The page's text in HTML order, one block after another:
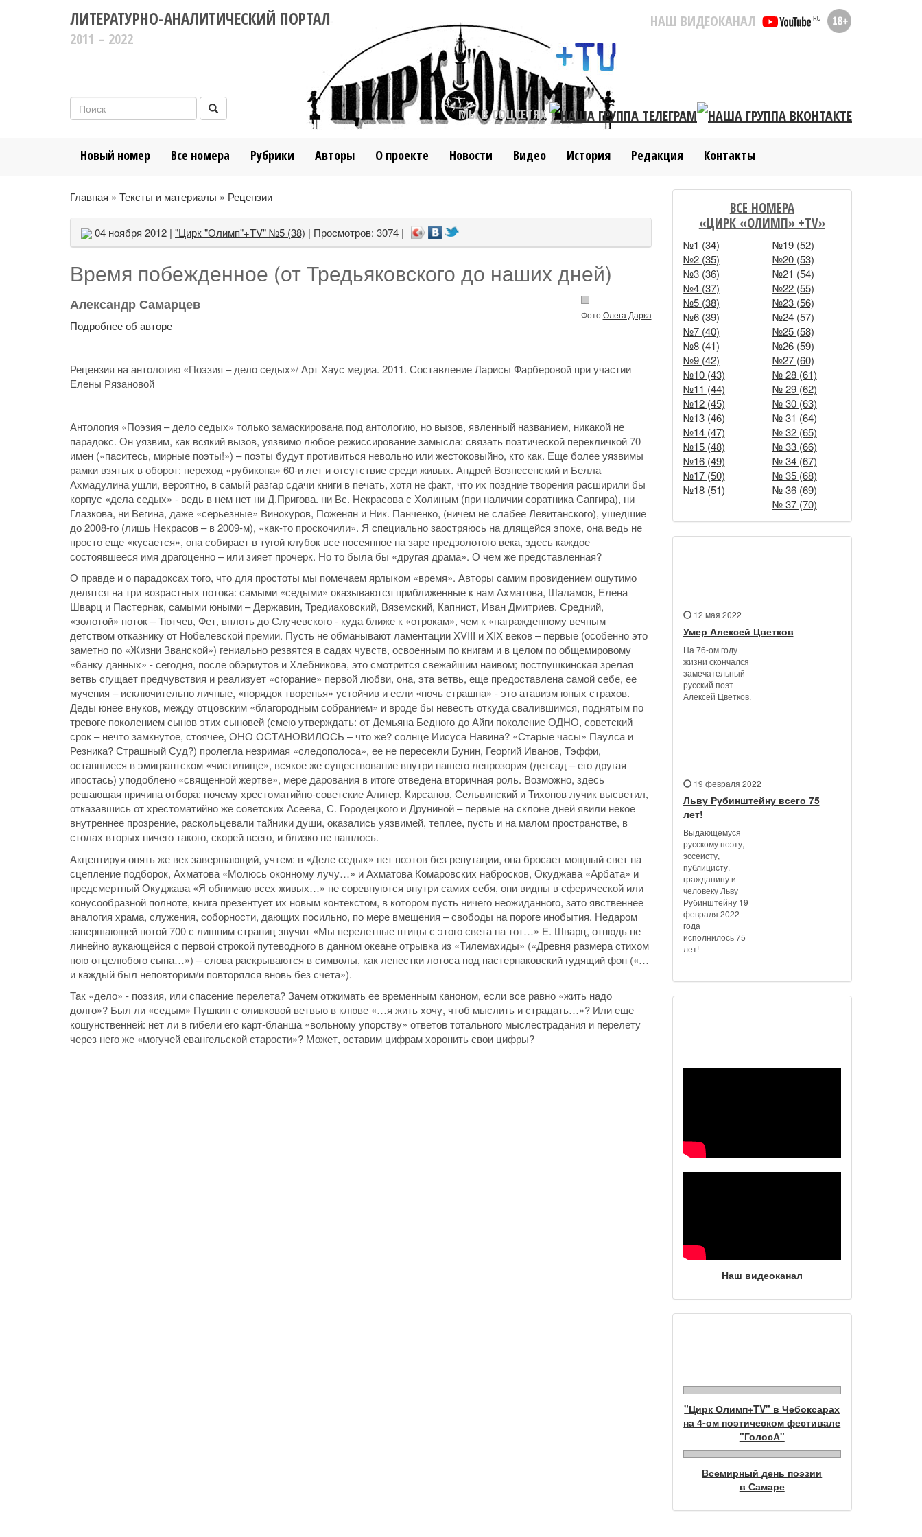
ЛИТЕРАТУРНО-АНАЛИТИЧЕСКИЙ ПОРТАЛ
2011 – 2022
НАШ ВИДЕОКАНАЛ
МЫ В СОЦСЕТЯХ
Новый номер Все номера Рубрики Авторы О проекте Новости Видео История Редакция Контакты
Главная » Тексты и материалы » Рецензии
04 ноября 2012 | "Цирк "Олимп"+TV" №5 (38) | Просмотров: 3074 |
Время побежденное (от Тредьяковского до наших дней)
ФотоОлега Дарка
Александр Самарцев
Подробнее об авторе
Рецензия на антологию «Поэзия – дело седых»/ Арт Хаус медиа. 2011. Составление Ларисы Фарберовой при участии
Елены Рязановой
Антология «Поэзия – дело седых» только замаскирована под антологию, но вызов, явленный названием, никакой не
парадокс. Он уязвим, как всякий вызов, уязвимо любое режиссирование замысла: связать поэтической перекличкой 70
имен («паситесь, мирные поэты!») – поэты будут противиться невольно или жестоковыйно, кто как. Еще более уязвимы
рамки взятых в оборот: переход «рубикона» 60-и лет и отсутствие среди живых. Андрей Вознесенский и Белла
Ахмадулина ушли, вероятно, в самый разгар сдачи книги в печать, хотя не факт, что их поздние творения расширили бы
корпус «дела седых» - ведь в нем нет ни Д.Пригова. ни Вс. Некрасова с Холиным (при наличии соратника Сапгира), ни
Глазкова, ни Вегина, даже «серьезные» Винокуров, Поженян и Ник. Панченко, (ничем не слабее Левитанского), ушедшие
до 2008-го (лишь Некрасов – в 2009-м), «как-то проскочили». Я специально заостряюсь на длящейся эпохе, она ведь не
просто еще «кусается», она собирает в тугой клубок все посеянное на заре предзолотого века, здесь каждое
состоявшееся имя драгоценно – или зияет прочерк. Но то была бы «другая драма». О чем же представленная?
О правде и о парадоксах того, что для простоты мы помечаем ярлыком «время». Авторы самим провидением ощутимо
делятся на три возрастных потока: самыми «седыми» оказываются приближенные к нам Ахматова, Шаламов, Елена
Шварц и Пастернак, самыми юными – Державин, Тредиаковский, Вяземский, Капнист, Иван Дмитриев. Средний,
«золотой» поток – Тютчев, Фет, вплоть до Случевского - куда ближе к «отрокам», чем к «награжденному вечным
детством отказнику от Нобелевской премии. Пусть не обманывают ламентации XVIII и XIX веков – первые (особенно это
заметно по «Жизни Званской») гениально резвятся в садах чувств, освоенным по книгам и в целом по общемировому
«банку данных» - сегодня, после обэриутов и Хлебникова, это смотрится свежайшим наивом; постпушкинская зрелая
ветвь сгущает предчувствия и реализует «сгорание» первой любви, она, эта ветвь, еще предоставлена самой себе, ее
мучения – исключительно личные, «порядок творенья» устойчив и если «ночь страшна» - это атавизм юных страхов.
Деды юнее внуков, между отцовским «благородным собранием» и вроде бы невесть откуда свалившимся, поднятым по
тревоге поколением сынов этих сыновей (смею утверждать: от Демьяна Бедного до Айги поколение ОДНО, советский
срок – нечто замкнутое, стоячее, ОНО ОСТАНОВИЛОСЬ – что же? солнце Иисуса Навина? «Старые часы» Паулса и
Резника? Страшный Суд?) пролегла незримая «следополоса», ее не пересекли Бунин, Георгий Иванов, Тэффи,
оставшиеся в эмигрантском «чистилище», всякое же существование внутри нашего лепрозория (детсад – его другая
ипостась) уподоблено «священной жертве», мере дарования в итоге отведена вторичная роль. Возможно, здесь
решающая причина отбора: почему хрестоматийно-советские Алигер, Кирсанов, Сельвинский и Тихонов лучик высветил,
отказавшись от хрестоматийно же советских Асеева, С. Городецкого и Друниной – первые на склоне дней явили некое
внутреннее прозрение, раскольцевали тайники души, оказались уязвимей, теплее, пусть и на малом пространстве, в
столах вторых ничего такого, скорей всего, и близко не нашлось.
Акцентируя опять же век завершающий, учтем: в «Деле седых» нет поэтов без репутации, она бросает мощный свет на
сцепление подборок, Ахматова «Молюсь оконному лучу…» и Ахматова Комаровских набросков, Окуджава «Арбата» и
предсмертный Окуджава «Я обнимаю всех живых…» не соревнуются внутри самих себя, они видны в сферической или
конусообразной полноте, книга презентует их новым контекстом, в котором пусть ничего неожиданного, зато явственнее
аналогия храма, служения, соборности, дающих посильно, по мере вмещения – свободы на пороге инобытия. Недаром
завершающей нотой 700 с лишним страниц звучит «Мы перелетные птицы с этого света на тот…» Е. Шварц, отнюдь не
линейно аукающейся с первой строкой путеводного в данном океане отрывка из «Тилемахиды» («Древня размера стихом
пою отцелюбого сына…») – слова раскрываются в символы, как лепестки лотоса под пастернаковский гудящий фон («…
и каждый был неповторим/и повторялся вновь без счета»).
Так «дело» - поэзия, или спасение перелета? Зачем отжимать ее временным каноном, если все равно «жить надо
долго»? Был ли «седым» Пушкин с оливковой ветвью в клюве «…я жить хочу, чтоб мыслить и страдать…»? Или еще
кощунственней: нет ли в гибели его карт-бланша «вольному упорству» ответов тотального мыслестрадания и перелету
через него же «могучей евангельской старости»? Может, оставим цифрам хоронить свои цифры?
ВСЕ НОМЕРА
«ЦИРК «ОЛИМП» +TV»
№1 (34)
№2 (35)
№3 (36)
№4 (37)
№5 (38)
№6 (39)
№7 (40)
№8 (41)
№9 (42)
№10 (43)
№11 (44)
№12 (45)
№13 (46)
№14 (47)
№15 (48)
№16 (49)
№17 (50)
№18 (51)
№19 (52)
№20 (53)
№21 (54)
№22 (55)
№23 (56)
№24 (57)
№25 (58)
№26 (59)
№27 (60)
№ 28 (61)
№ 29 (62)
№ 30 (63)
№ 31 (64)
№ 32 (65)
№ 33 (66)
№ 34 (67)
№ 35 (68)
№ 36 (69)
№ 37 (70)
12 мая 2022
Умер Алексей Цветков
На 76-ом году
жизни скончался
замечательный
русский поэт
Алексей Цветков.
19 февраля 2022
Льву Рубинштейну всего 75
лет!
Выдающемуся
русскому поэту,
эссеисту,
публицисту,
гражданину и
человеку Льву
Рубинштейну 19
февраля 2022
года
исполнилось 75
лет!
Наш видеоканал
"Цирк Олимп+TV" в Чебоксарах
на 4-ом поэтическом фестивале
"ГолосА"
Всемирный день поэзии
в Самаре